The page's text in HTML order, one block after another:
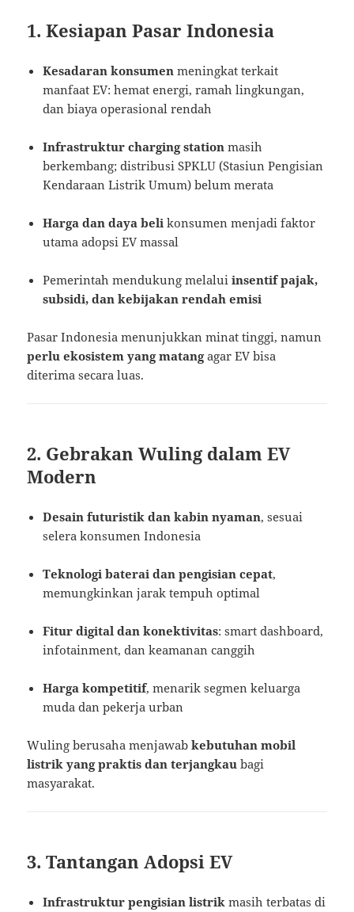
1. Kesiapan Pasar Indonesia
Kesadaran konsumen meningkat terkait
manfaat EV: hemat energi, ramah lingkungan,
dan biaya operasional rendah
Infrastruktur charging station masih
berkembang; distribusi SPKLU (Stasiun Pengisian
Kendaraan Listrik Umum) belum merata
Harga dan daya beli konsumen menjadi faktor
utama adopsi EV massal
Pemerintah mendukung melaluiinsentif pajak,
subsidi, dan kebijakan rendah emisi
Pasar Indonesia menunjukkan minat tinggi, namun
perlu ekosistem yang matangagar EV bisa
diterima secara luas.
2. Gebrakan Wuling dalam EV
Modern
Desain futuristik dan kabin nyaman, sesuai
selera konsumen Indonesia
Teknologi baterai dan pengisian cepat,
memungkinkan jarak tempuh optimal
Fitur digital dan konektivitas: smart dashboard,
infotainment, dan keamanan canggih
Harga kompetitif, menarik segmen keluarga
muda dan pekerja urban
Wuling berusaha menjawabkebutuhan mobil
listrik yang praktis dan terjangkau bagi
masyarakat.
3. Tantangan Adopsi EV
Infrastruktur pengisian listrik masih terbatas di